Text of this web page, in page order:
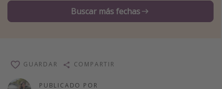
Glamping
Viajes en tren
Viajes en familia
Vacaciones de Playa
Buscar más fechas
PUBLICADO POR
GUARDAR COMPARTIR